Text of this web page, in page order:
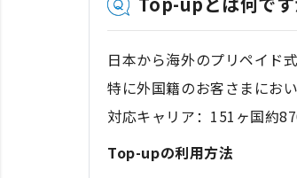
日本から海外のプリペイド
特に外国籍のお客さまにお
対応キャリア：151ヶ国約
Top-upの利用方法